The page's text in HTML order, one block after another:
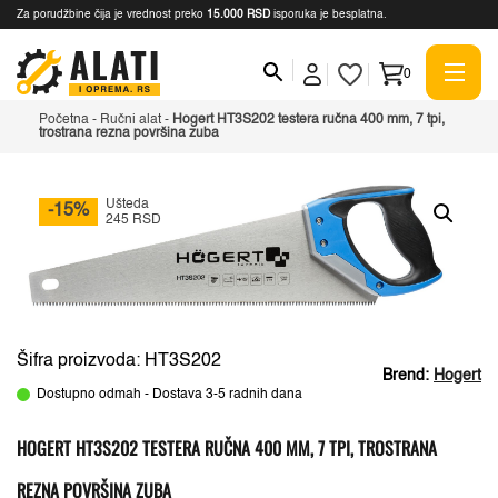
Za porudžbine čija je vrednost preko 15.000 RSD isporuka je besplatna.
0
Početna - Ručni alat - Hogert HT3S202 testera ručna 400 mm, 7 tpi,
trostrana rezna površina zuba
-15%
Ušteda
245 RSD
Brend: Hogert
Šifra proizvoda: HT3S202
Dostupno odmah - Dostava 3-5 radnih dana
HOGERT HT3S202 TESTERA RUČNA 400 MM, 7 TPI, TROSTRANA
REZNA POVRŠINA ZUBA